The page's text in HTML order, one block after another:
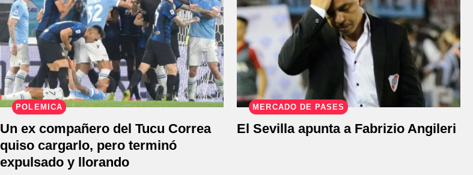
POLÉMICA
Un ex compañero del Tucu Correa
quiso cargarlo, pero terminó
expulsado y llorando
MERCADO DE PASES
El Sevilla apunta a Fabrizio Angileri